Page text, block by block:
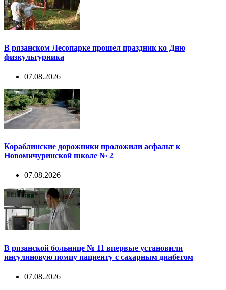
В рязанском Лесопарке прошел праздник ко Дню
физкультурника
07.08.2026
Кораблинские дорожники проложили асфальт к
Новомичуринской школе № 2
07.08.2026
В рязанской больнице № 11 впервые установили
инсулиновую помпу пациенту с сахарным диабетом
07.08.2026